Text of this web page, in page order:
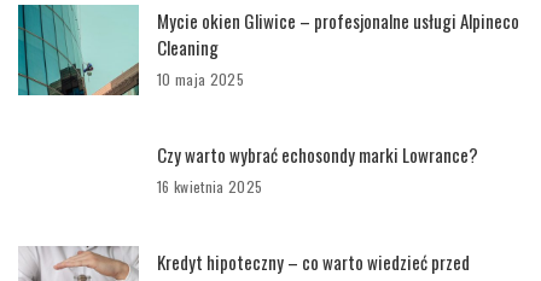
Mycie okien Gliwice – profesjonalne usługi Alpineco
Cleaning
10 maja 2025
Czy warto wybrać echosondy marki Lowrance?
16 kwietnia 2025
Kredyt hipoteczny – co warto wiedzieć przed